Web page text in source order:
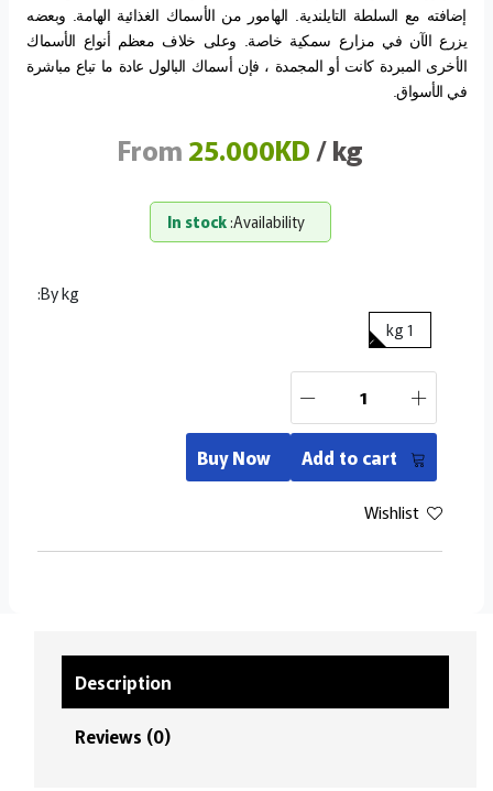
إضافته مع السلطة التايلندية. الهامور من الأسماك الغذائية الهامة. وبعضه
يزرع الآن في مزارع سمكية خاصة. وعلى خلاف معظم أنواع الأسماك
الأخرى المبردة كانت أو المجمدة ، فإن أسماك البالول عادة ما تباع مباشرة
في الأسواق.
From 25.000KD / kg
Availability:
In stock
By kg:
1 kg
Add to cart
Buy Now
Wishlist
Description
Reviews (0)